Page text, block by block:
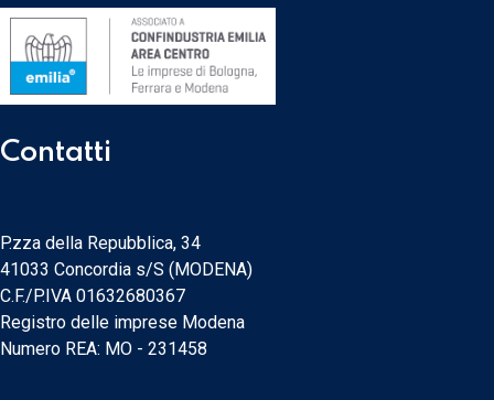
Contatti
P.zza della Repubblica, 34
41033 Concordia s/S (MODENA)
C.F./P.IVA 01632680367
Registro delle imprese Modena
Numero REA: MO - 231458